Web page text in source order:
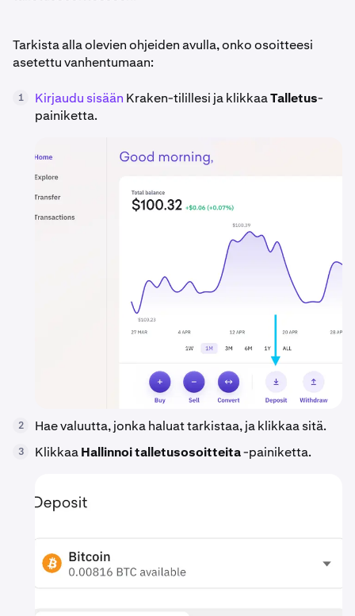
Tarkista alla olevien ohjeiden avulla, onko osoitteesi
asetettu vanhentumaan:
1 Kirjaudu sisään Kraken-tilillesi ja klikkaaTalletus-
painiketta.
2 Hae valuutta, jonka haluat tarkistaa, ja klikkaa sitä.
3 KlikkaaHallinnoi talletusosoitteita-painiketta.